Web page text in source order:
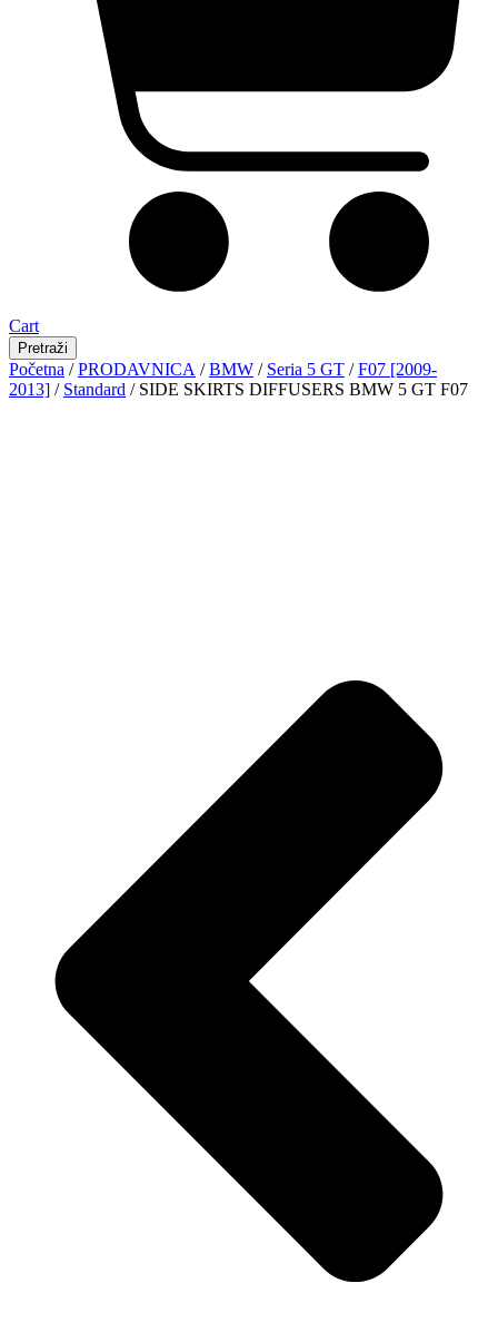
Cart
Pretraži
Početna /PRODAVNICA /BMW / Seria 5 GT /F07 [2009-
2013] / Standard / SIDE SKIRTS DIFFUSERS BMW 5 GT F07